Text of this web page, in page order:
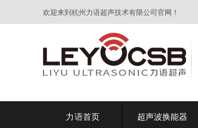
欢迎来到杭州力语超声技术有限公司官网！
力语首页 超声波换能器